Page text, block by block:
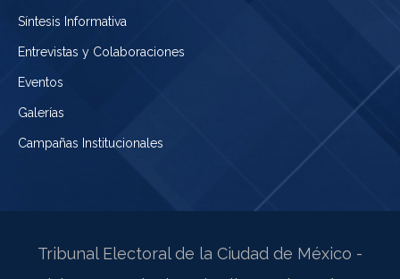
Síntesis Informativa
Entrevistas y Colaboraciones
Eventos
Galerías
Campañas Institucionales
Tribunal Electoral de la Ciudad de México -